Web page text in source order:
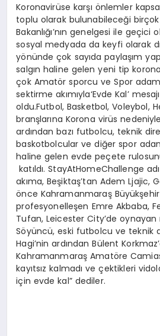
Koronavirüse karşı önlemler
toplu olarak bulunabileceği
Bakanlığı’nın genelgesi ile geçici
sosyal medyada da keyfi olarak
yönünde çok sayıda paylaşım
salgın haline gelen yeni tip
çok Amatör sporcu ve Spor
sektirme akımıyla‘Evde Kal’
oldu.Futbol, Basketbol, Voleybol,
branşlarına Korona virüs
ardından bazı futbolcu, teknik
baskotbolcular ve diğer spor
haline gelen evde peçete
katıldı. StayAtHomeChallenge
akıma, Beşiktaş’tan Adem Ljajic,
önce Kahramanmaraş Büyükşehir
profesyonelleşen Emre Akbaba,
Tufan, Leicester City’de
Söyüncü, eski futbolcu ve teknik
Hagi’nin ardından Bülent
Kahramanmaraş Amatöre
kayıtsız kalmadı ve çektikleri
için evde kal” dediler.